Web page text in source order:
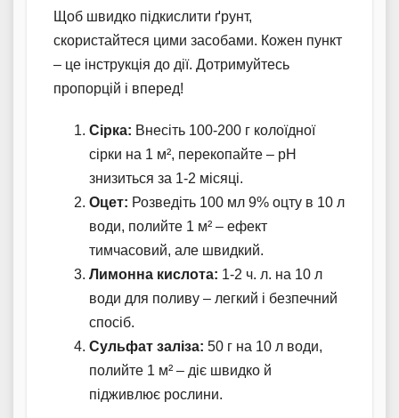
Щоб швидко підкислити ґрунт,
скористайтеся цими засобами. Кожен пункт
– це інструкція до дії. Дотримуйтесь
пропорцій і вперед!
Сірка: Внесіть 100-200 г колоїдної
сірки на 1 м², перекопайте – pH
знизиться за 1-2 місяці.
Оцет: Розведіть 100 мл 9% оцту в 10 л
води, полийте 1 м² – ефект
тимчасовий, але швидкий.
Лимонна кислота: 1-2 ч. л. на 10 л
води для поливу – легкий і безпечний
спосіб.
Сульфат заліза: 50 г на 10 л води,
полийте 1 м² – діє швидко й
підживлює рослини.